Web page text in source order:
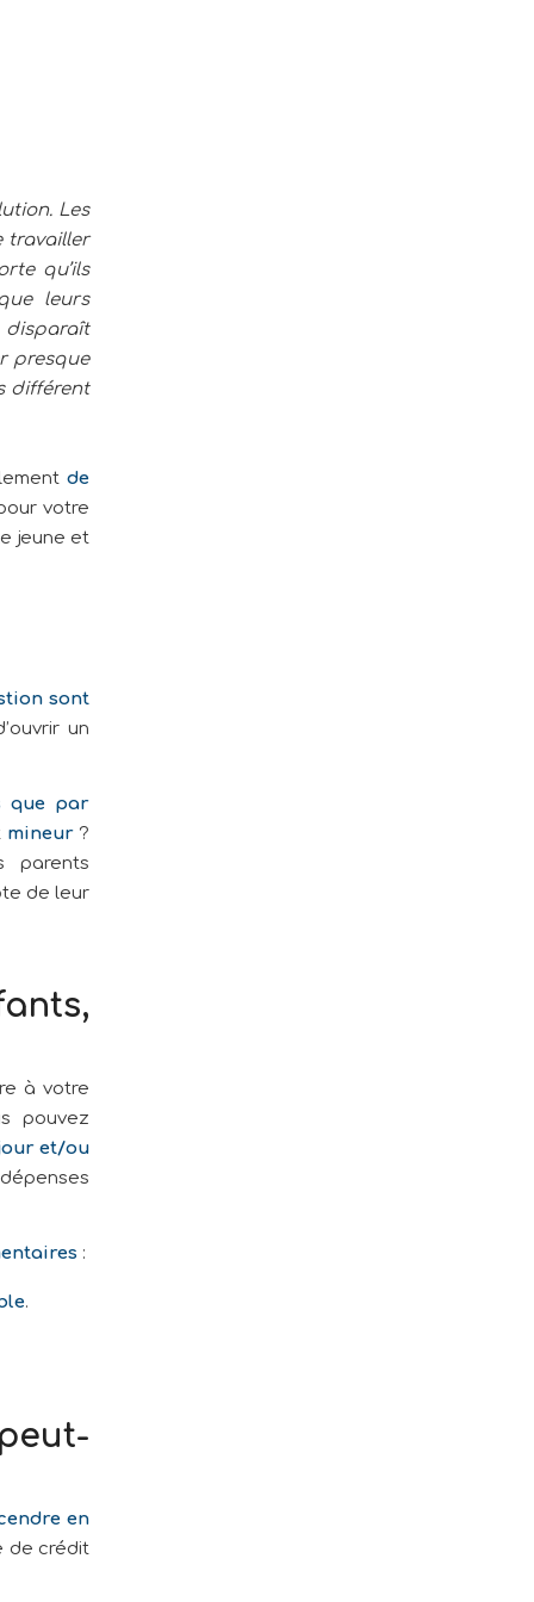
Les
travailler
qu’ils
leurs
disparaît
presque
différent
de
votre
jeune et
sont
un
que par
mineur?
parents
de leur
à votre
pouvez
et/ou
:
.
en
de crédit